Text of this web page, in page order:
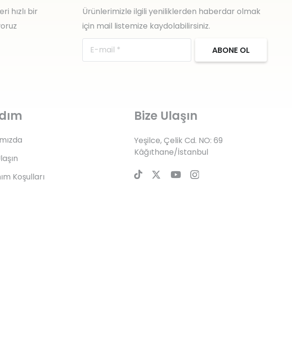
hızlı bir
Ürünlerimizle ilgili yeniliklerden haberdar olmak
için mail listemize kaydolabilirsiniz.
ABONE OL
Koşulları
Bize Ulaşın
Yeşilce, Çelik Cd. NO: 69
Kâğıthane/İstanbul